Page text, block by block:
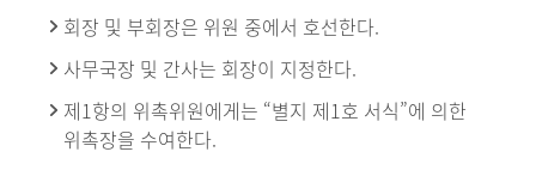
회장 및 부회장은 위원 중에서 호선한다.
사무국장 및 간사는 회장이 지정한다.
제1항의 위촉위원에게는 “별지 제1호 서식”에 의한
위촉장을 수여한다.